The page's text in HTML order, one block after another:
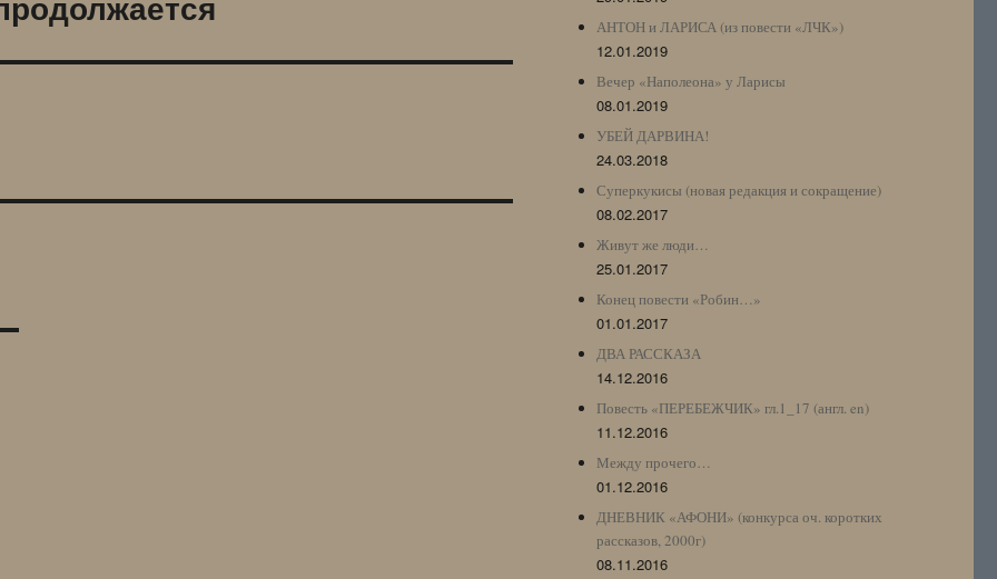
АНТОН и ЛАРИСА (из повести «ЛЧК»)
12.01.2019
Вечер «Наполеона» у Ларисы
08.01.2019
УБЕЙ ДАРВИНА!
24.03.2018
Суперкукисы (новая редакция и сокращение)
08.02.2017
Живут же люди…
25.01.2017
Конец повести «Робин…»
01.01.2017
ДВА РАССКАЗА
14.12.2016
Повесть «ПЕРЕБЕЖЧИК» гл.1_17 (англ. en)
11.12.2016
Между прочего…
01.12.2016
ДНЕВНИК «АФОНИ» (конкурса оч. коротких
рассказов, 2000г)
08.11.2016